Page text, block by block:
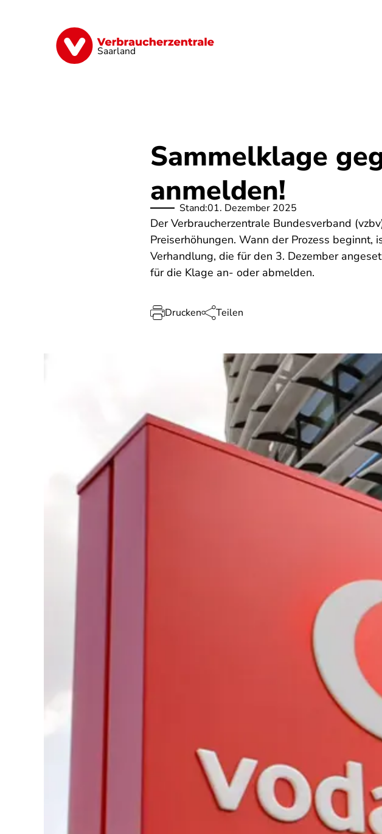
Saarland
Digitales Energie Finanzen
Sammelklage
anmelden!
Stand:01. Dezember 2025
Der Verbraucherzentrale Bundesverband
Preiserhöhungen. Wann der Prozess
Verhandlung, die für den 3. Dezember
für die Klage an- oder abmelden.
Drucken Teilen